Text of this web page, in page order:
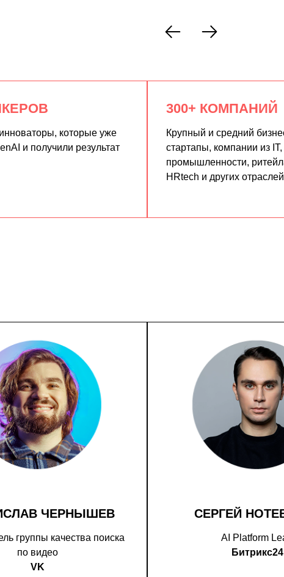
которые уже
и получили результат
300+ КОМПАНИЙ
Крупный и средний
стартапы, компании из
промышленности,
HRtech и других отраслей
ЧЕРНЫШЕВ
группы качества поиска
по видео
VK
СЕРГЕЙ
AI Platform
Битрикс24